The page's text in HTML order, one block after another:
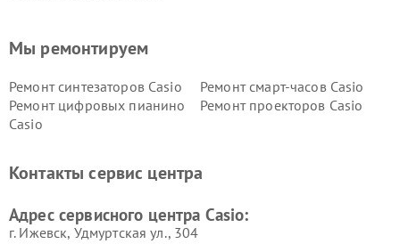
Мы ремонтируем
Ремонт синтезаторов Casio
Ремонт смарт-часов Casio
Ремонт цифровых пианино
Casio
Ремонт проекторов Casio
Контакты сервис центра
Адрес сервисного центра Casio:
г. Ижевск, Удмуртская ул., 304